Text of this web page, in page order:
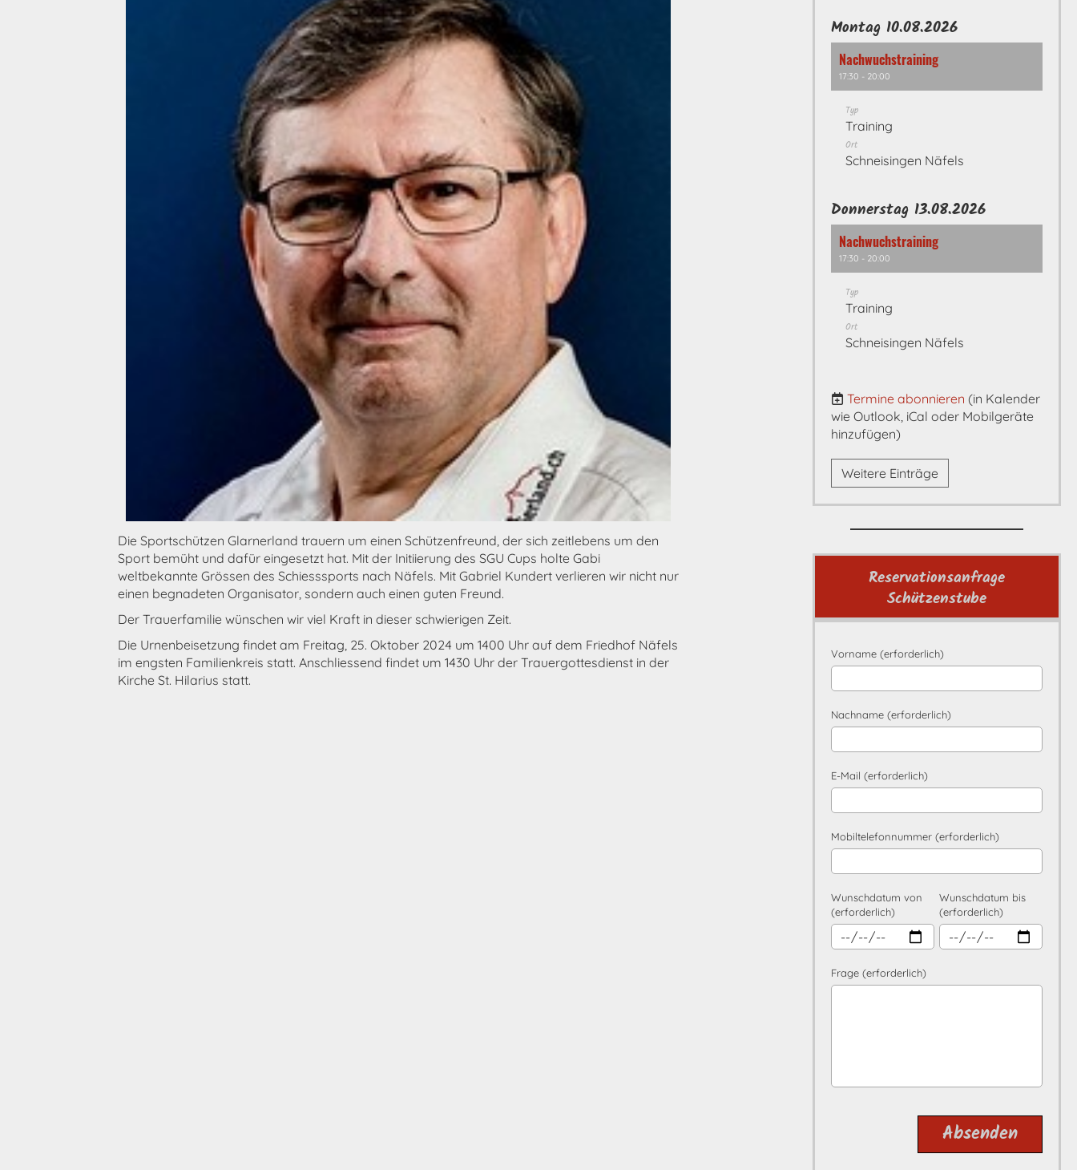
Die Sportschützen Glarnerland trauern um einen Schützenfreund, der sich zeitlebens um den
Sport bemüht und dafür eingesetzt hat. Mit der Initiierung des SGU Cups holte Gabi
weltbekannte Grössen des Schiesssports nach Näfels. Mit Gabriel Kundert verlieren wir nicht nur
einen begnadeten Organisator, sondern auch einen guten Freund.
Der Trauerfamilie wünschen wir viel Kraft in dieser schwierigen Zeit.
Die Urnenbeisetzung findet am Freitag, 25. Oktober 2024 um 1400 Uhr auf dem Friedhof Näfels
im engsten Familienkreis statt. Anschliessend findet um 1430 Uhr der Trauergottesdienst in der
Kirche St. Hilarius statt.
Montag 10.08.2026
Nachwuchstraining
17:30 - 20:00
Typ
Training
Ort
Schneisingen Näfels
Donnerstag 13.08.2026
Nachwuchstraining
17:30 - 20:00
Typ
Training
Ort
Schneisingen Näfels
Termine abonnieren (in Kalender
wie Outlook, iCal oder Mobilgeräte
hinzufügen)
Weitere Einträge
Reservationsanfrage
Schützenstube
Vorname (erforderlich)
Nachname (erforderlich)
E-Mail (erforderlich)
Mobiltelefonnummer (erforderlich)
Wunschdatum von
(erforderlich)
Wunschdatum bis
(erforderlich)
Frage (erforderlich)